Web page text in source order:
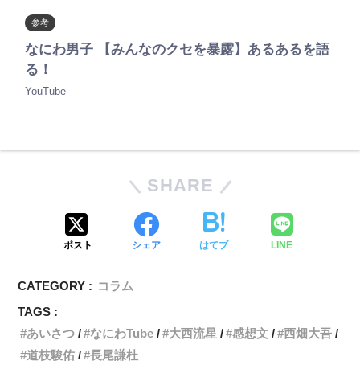
参考
なにわ男子 【みんなのクセを暴露】あるあるを語
る！
YouTube
SHARE
ポスト シェア はてブ LINE
CATEGORY : コラム
TAGS :
あいさつ
なにわTube 大西流星 感想文
西畑大吾
道枝駿佑
長尾謙杜